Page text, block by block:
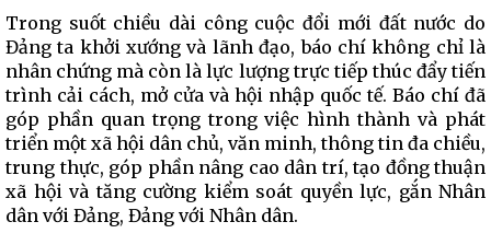
Trong suốt chiều dài công cuộc đổi mới đất nước do
Đảng ta khởi xướng và lãnh đạo, báo chí không chỉ là
nhân chứng mà còn là lực lượng trực tiếp thúc đẩy tiến
trình cải cách, mở cửa và hội nhập quốc tế. Báo chí đã
góp phần quan trọng trong việc hình thành và phát
triển một xã hội dân chủ, văn minh, thông tin đa chiều,
trung thực, góp phần nâng cao dân trí, tạo đồng thuận
xã hội và tăng cường kiểm soát quyền lực, gắn Nhân
dân với Đảng, Đảng với Nhân dân.